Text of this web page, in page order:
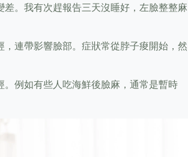
。我有次趕報告三天沒睡好，左臉整整麻
連帶影響臉部。症狀常從脖子痠開始，然
。例如有些人吃海鮮後臉麻，通常是暫時